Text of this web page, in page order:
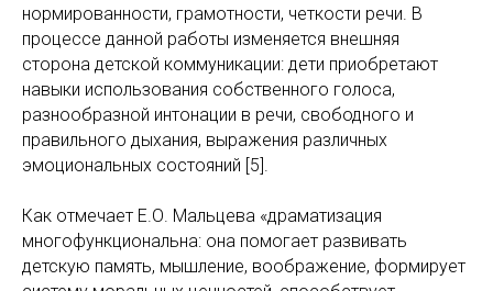
нормированности, грамотности, четкости речи. В
процессе данной работы изменяется внешняя
сторона детской коммуникации: дети приобретают
навыки использования собственного голоса,
разнообразной интонации в речи, свободного и
правильного дыхания, выражения различных
эмоциональных состояний [5].
Как отмечает Е.О. Мальцева «драматизация
многофункциональна: она помогает развивать
детскую память, мышление, воображение, формирует